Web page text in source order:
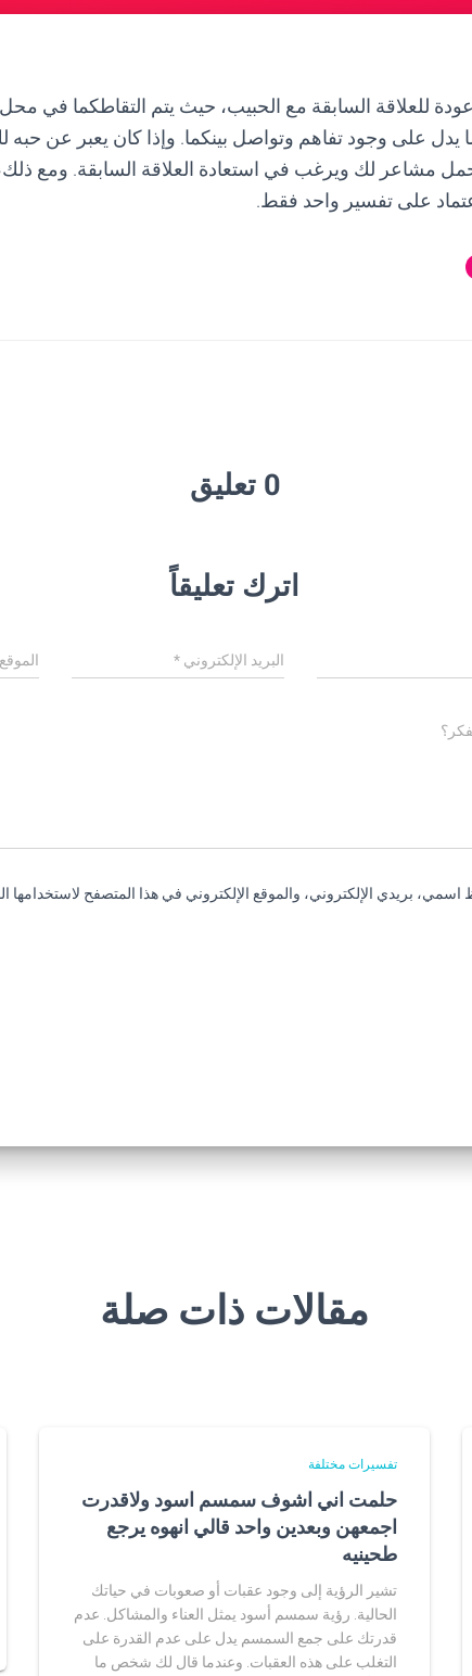
للعلاقة السابقة مع الحبيب، حيث يتم التقاطكما في محل
يدل على وجود تفاهم وتواصل بينكما. وإذا كان يعبر عن حبه
مشاعر لك ويرغب في استعادة العلاقة السابقة. ومع
على تفسير واحد فقط.
0 تعليق
اترك تعليقاً
البريد الإلكتروني*
اسمي، بريدي الإلكتروني، والموقع الإلكتروني في هذا المتصفح لاستخدامها
مقالات ذات صلة
تفسيرات مختلفة
حلمت اني اشوف سمسم اسود ولاقدرت
اجمعهن وبعدين واحد قالي انهوه يرجع
طحينيه
تشير الرؤية إلى وجود عقبات أو صعوبات في حياتك
الحالية. رؤية سمسم أسود يمثل العناء والمشاكل. عدم
قدرتك على جمع السمسم يدل على عدم القدرة على
التغلب على هذه العقبات. وعندما قال لك شخص ما